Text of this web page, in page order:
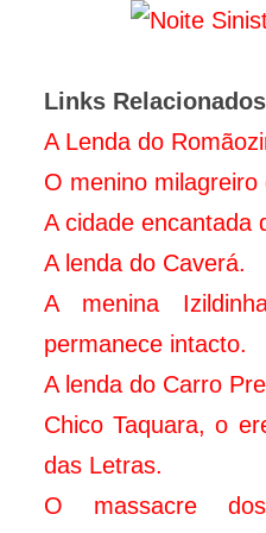
Links
A Lenda do
O menino milagreiro
A cidade encantada
A lenda do Caverá.
A menina
permanece intacto.
A lenda do Carro
Chico Taquara, o
das Letras.
O massacre